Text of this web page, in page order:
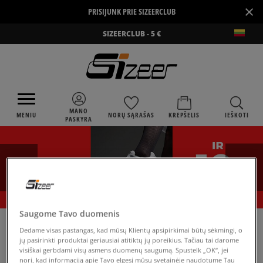
PRISIJUNK PRIE SIZEERCLUB ×
SIZEERCLUB - 5 €
MENIU
MANO
PASKYRA
NORŲ SĄRAŠAS KREPŠELIS IEŠKOTI
SIZEER NIKE AIR MAX ZM950
Saugome Tavo duomenis
Dedame visas pastangas, kad mūsų Klientų apsipirkimai būtų sėkmingi, o
jų pasirinkti produktai geriausiai atitiktų jų poreikius. Tačiau tai darome
visiškai gerbdami visų asmens duomenų saugumą. Spustelk „OK“, jei
nori, kad informaciją apie Tavo elgesį mūsų svetainėje naudotume Tau